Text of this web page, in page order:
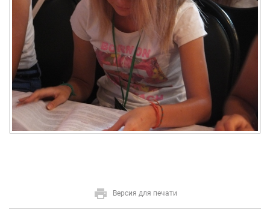
Версия для печати